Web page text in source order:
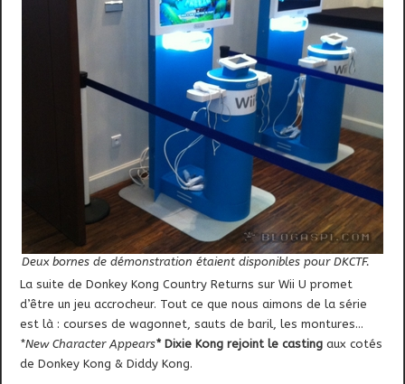
Deux bornes de démonstration étaient disponibles pour DKCTF.
La suite de Donkey Kong Country Returns sur Wii U promet
d’être un jeu accrocheur. Tout ce que nous aimons de la série
est là : courses de wagonnet, sauts de baril, les montures…
*New Character Appears*Dixie Kong rejoint le casting aux cotés
de Donkey Kong & Diddy Kong.